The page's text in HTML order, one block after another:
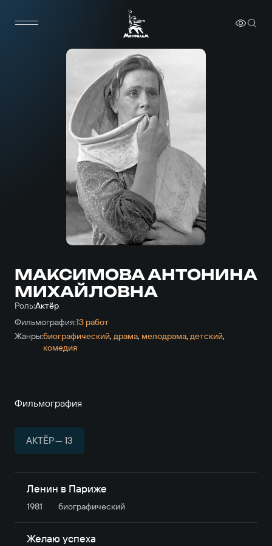
МАКСИМОВА АНТОНИНА
МИХАЙЛОВНА
Роль:Актёр
Фильмография:13 работ
Жанры:биографический, драма, мелодрама, детский,
комедия
Фильмография
АКТЁР — 13
Ленин в Париже
1981 биографический
Желаю успеха